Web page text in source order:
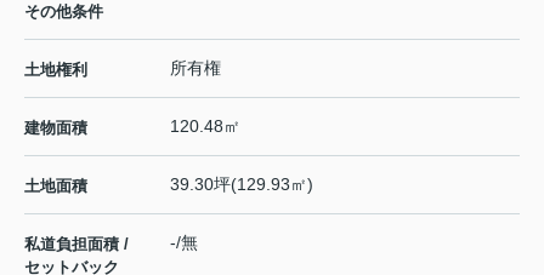
その他条件
土地権利 所有権
建物面積 120.48㎡
土地面積 39.30坪(129.93㎡)
私道負担面積 /
セットバック
-/無